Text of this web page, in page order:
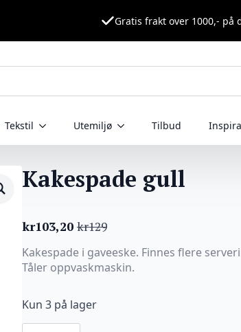
Gratis frakt over 1000,- på
Tekstil Utemiljø Tilbud
Kakespade gull
kr129
Opprinnelig
pris
var:
kr129.
kr103,20
Nåværende
pris
er:
kr103,20.
Kakespade i gaveeske. Finnes flere
Tåler oppvaskmaskin.
Kun 3 på lager
Kakespade